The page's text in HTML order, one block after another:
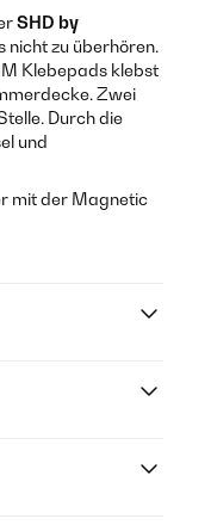
SHD by
nicht zu überhören.
Klebepads klebst
Zwei
Durch die
und
mit der Magnetic